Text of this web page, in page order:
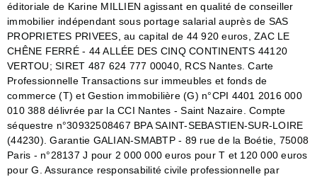
éditoriale de Karine MILLIEN agissant en qualité de conseiller
immobilier indépendant sous portage salarial auprès de SAS
PROPRIETES PRIVEES, au capital de 44 920 euros, ZAC LE
CHÊNE FERRÉ - 44 ALLÉE DES CINQ CONTINENTS 44120
VERTOU; SIRET 487 624 777 00040, RCS Nantes. Carte
Professionnelle Transactions sur immeubles et fonds de
commerce (T) et Gestion immobilière (G) n°CPI 4401 2016 000
010 388 délivrée par la CCI Nantes - Saint Nazaire. Compte
séquestre n°30932508467 BPA SAINT-SEBASTIEN-SUR-LOIRE
(44230). Garantie GALIAN-SMABTP - 89 rue de la Boétie, 75008
Paris - n°28137 J pour 2 000 000 euros pour T et 120 000 euros
pour G. Assurance responsabilité civile professionnelle par